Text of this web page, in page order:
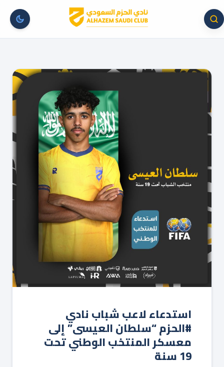
استدعاء لاعب شباب نادي
⁧‫#الحزم‬⁩ “سلطان العيسى” إلى
معسكر المنتخب الوطني تحت
19 سنة